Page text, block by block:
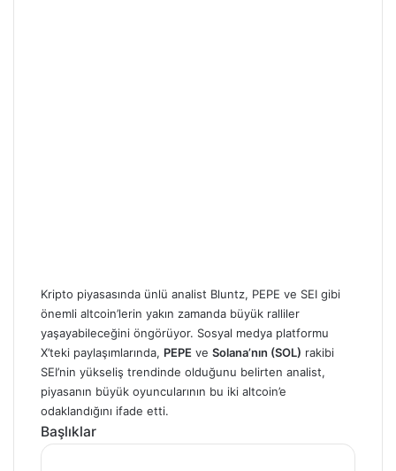
Kripto piyasasında ünlü analist Bluntz, PEPE ve SEI gibi
önemli altcoin’lerin yakın zamanda büyük ralliler
yaşayabileceğini öngörüyor. Sosyal medya platformu
X’teki paylaşımlarında, PEPE ve Solana’nın (SOL) rakibi
SEI’nin yükseliş trendinde olduğunu belirten analist,
piyasanın büyük oyuncularının bu iki altcoin’e
odaklandığını ifade etti.
Başlıklar